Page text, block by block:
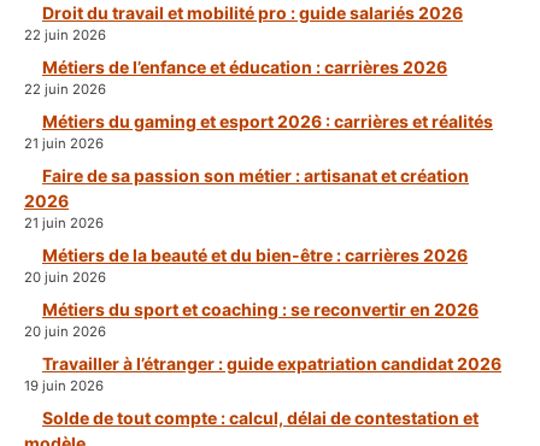
Droit du travail et mobilité pro : guide salariés 2026
22 juin 2026
Métiers de l’enfance et éducation : carrières 2026
22 juin 2026
Métiers du gaming et esport 2026 : carrières et réalités
21 juin 2026
Faire de sa passion son métier : artisanat et création
2026
21 juin 2026
Métiers de la beauté et du bien-être : carrières 2026
20 juin 2026
Métiers du sport et coaching : se reconvertir en 2026
20 juin 2026
Travailler à l’étranger : guide expatriation candidat 2026
19 juin 2026
Solde de tout compte : calcul, délai de contestation et